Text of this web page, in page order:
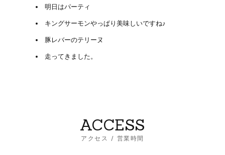
明日はパーティ
キングサーモンやっぱり美味しいですね♪
豚レバーのテリーヌ
走ってきました。
ACCESS
アクセス / 営業時間